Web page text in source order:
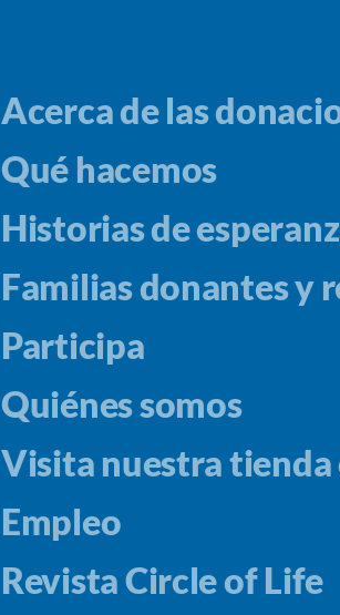
Acerca de las
Qué hacemos
Historias de
Familias donantes y
Participa
Quiénes somos
Visita nuestra
Empleo
Revista Circle of Life